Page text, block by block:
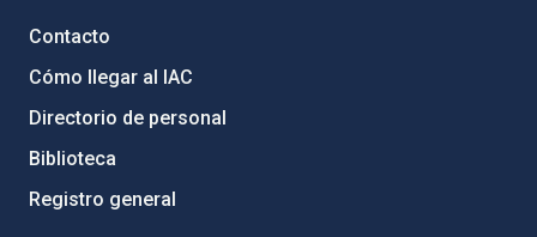
Contacto
Cómo llegar al IAC
Directorio de personal
Biblioteca
Registro general